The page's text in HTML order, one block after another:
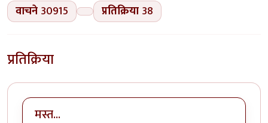
वाचने 30915 प्रतिक्रिया 38
प्रतिक्रिया
मस्त...